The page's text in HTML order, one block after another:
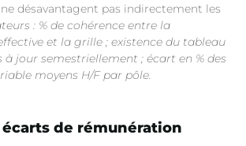
désavantagent pas indirectement les
: % de cohérence entre la
et la grille ; existence du tableau
à jour semestriellement ; écart en % des
moyens H/F par pôle.
de rémunération